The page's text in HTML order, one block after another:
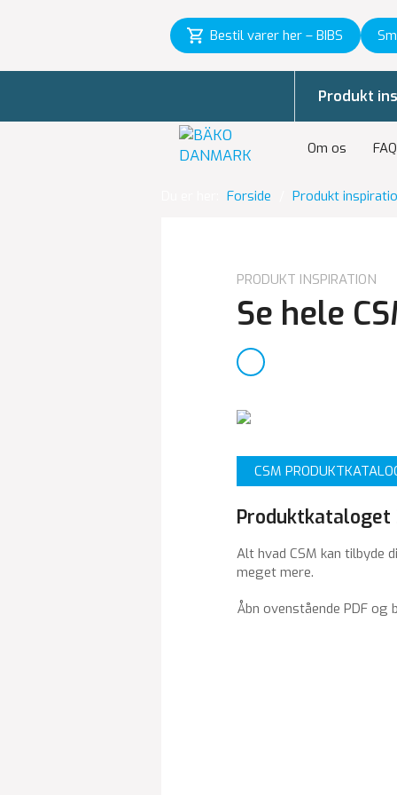
Bestil varer her – BIBS
Om os FAQ
Produkt
Forside Produkt
PRODUKT INSPIRATION
Se hele
CSM
Produktkataloget
Alt hvad CSM kan tilbyde
meget mere.
Åbn ovenstående PDF og